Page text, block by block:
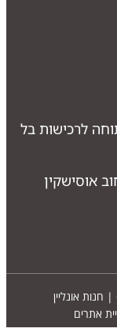
לרכישות בל
אוסישקין